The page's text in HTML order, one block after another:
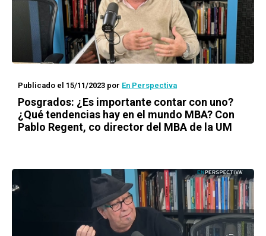
Publicado el 15/11/2023 por En Perspectiva
Posgrados: ¿Es importante contar con uno?
¿Qué tendencias hay en el mundo MBA? Con
Pablo Regent, co director del MBA de la UM